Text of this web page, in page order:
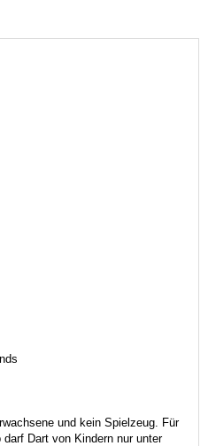
und kein Spielzeug. Für
Dart von Kindern nur unter